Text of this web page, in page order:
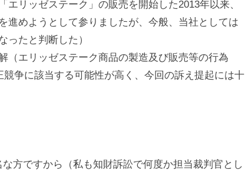
リッゼステーク」の販売を開始した2013年以来、
進めようとして参りましたが、今般、当社としては
ったと判断した）
（エリッゼステーク商品の製造及び販売等の行為
争に該当する可能性が高く、今回の訴え提起には十
方ですから（私も知財訴訟で何度か担当裁判官とし